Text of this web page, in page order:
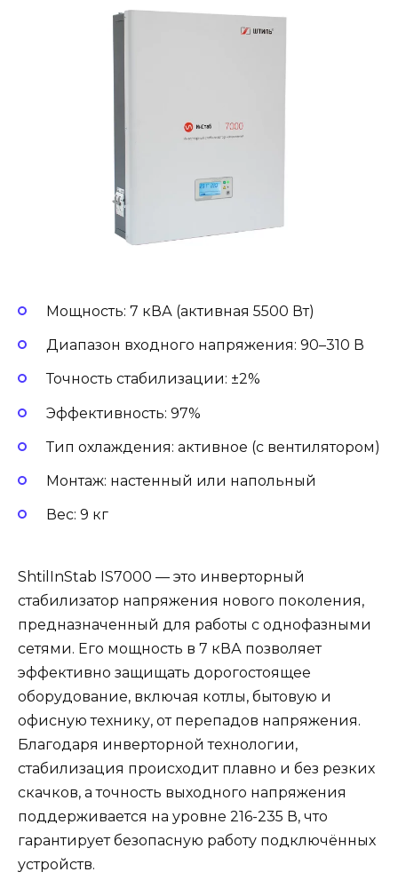
Мощность: 7 кВА (активная 5500 Вт)
Диапазон входного напряжения: 90–310 В
Точность стабилизации: ±2%
Эффективность: 97%
Тип охлаждения: активное (с вентилятором)
Монтаж: настенный или напольный
Вес: 9 кг
ShtilInStab IS7000 — это инверторный
стабилизатор напряжения нового поколения,
предназначенный для работы с однофазными
сетями. Его мощность в 7 кВА позволяет
эффективно защищать дорогостоящее
оборудование, включая котлы, бытовую и
офисную технику, от перепадов напряжения.
Благодаря инверторной технологии,
стабилизация происходит плавно и без резких
скачков, а точность выходного напряжения
поддерживается на уровне 216-235 В, что
гарантирует безопасную работу подключённых
устройств.